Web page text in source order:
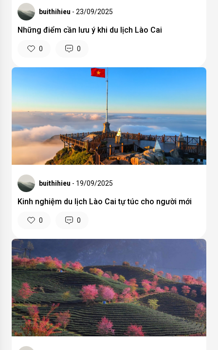
buithihieu - 23/09/2025
Những điểm cần lưu ý khi du lịch Lào Cai
0 0
buithihieu - 19/09/2025
Kinh nghiệm du lịch Lào Cai tự túc cho người mới
0 0